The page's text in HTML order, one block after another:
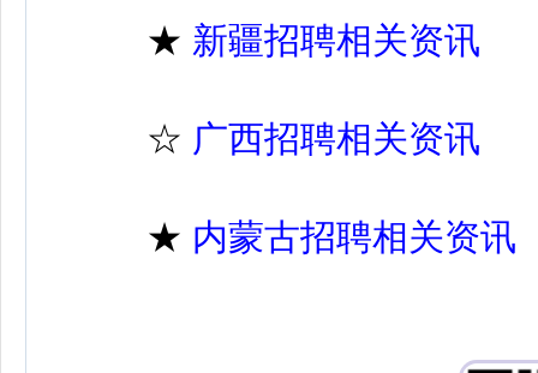
★ 新疆招聘相关资讯
☆ 广西招聘相关资讯
★ 内蒙古招聘相关资讯